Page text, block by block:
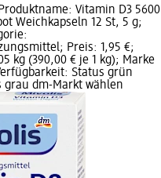
Vitamin D3 5600
Weichkapseln 12 St, 5 g;
Preis: 1,95 €;
kg (390,00 € je 1 kg); Marke
Status grün
grau dm-Markt wählen